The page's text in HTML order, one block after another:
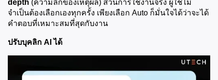
depth (ความลึกของเหตุผล) ส่วนการใช้งานจริง ผู้ใช้ไม่
จำเป็นต้องเลือกเองทุกครั้ง เพียงเลือก Auto ก็มั่นใจได้ว่าจะได้
คำตอบที่เหมาะสมที่สุดกับงาน
ปรับบุคลิก AI ได้